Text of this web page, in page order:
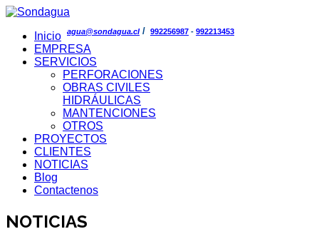
agua@sondagua.cl/ 992256987 - 992213453
Inicio
EMPRESA
SERVICIOS
PERFORACIONES
OBRAS CIVILES
HIDRÁULICAS
MANTENCIONES
OTROS
PROYECTOS
CLIENTES
NOTICIAS
Blog
Contactenos
NOTICIAS